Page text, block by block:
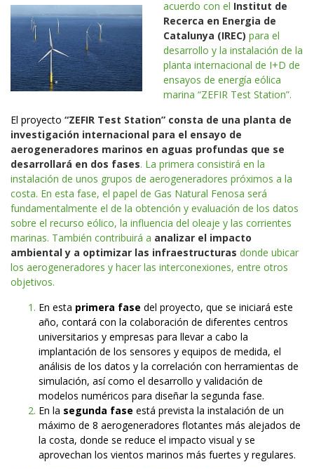
acuerdo con el Institut de
Recerca en Energia de
Catalunya (IREC) para el
desarrollo y la instalación de la
planta internacional de I+D de
ensayos de energía eólica
marina “ZEFIR Test Station”.
El proyecto “ZEFIR Test Station” consta de una planta de
investigación internacional para el ensayo de
aerogeneradores marinos en aguas profundas que se
desarrollará en dos fases. La primera consistirá en la
instalación de unos grupos de aerogeneradores próximos a la
costa. En esta fase, el papel de Gas Natural Fenosa será
fundamentalmente el de la obtención y evaluación de los datos
sobre el recurso eólico, la influencia del oleaje y las corrientes
marinas. También contribuirá a analizar el impacto
ambiental y a optimizar las infraestructuras donde ubicar
los aerogeneradores y hacer las interconexiones, entre otros
objetivos.
En esta primera fase del proyecto, que se iniciará este
año, contará con la colaboración de diferentes centros
universitarios y empresas para llevar a cabo la
implantación de los sensores y equipos de medida, el
análisis de los datos y la correlación con herramientas de
simulación, así como el desarrollo y validación de
modelos numéricos para diseñar la segunda fase.
En la segunda fase está prevista la instalación de un
máximo de 8 aerogeneradores flotantes más alejados de
la costa, donde se reduce el impacto visual y se
aprovechan los vientos marinos más fuertes y regulares.